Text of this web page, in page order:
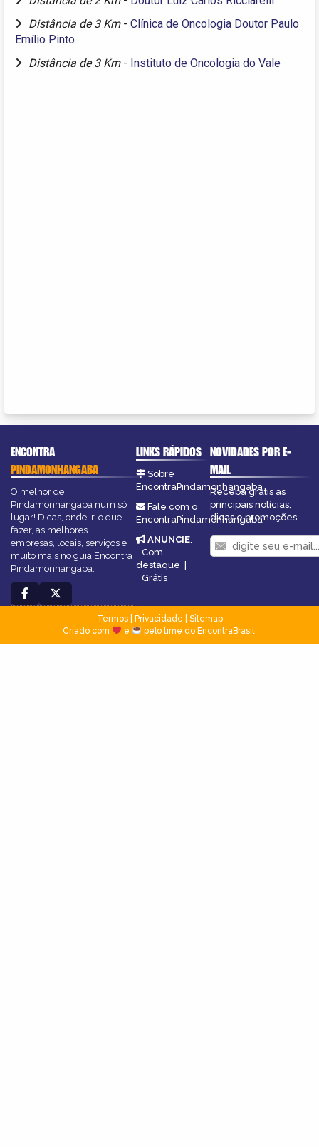
Distância de 3 Km - Clínica de Oncologia Doutor Paulo
Emílio Pinto
Distância de 3 Km - Instituto de Oncologia do Vale
ENCONTRA
PINDAMONHANGABA
O melhor de
Pindamonhangaba num só
lugar! Dicas, onde ir, o que
fazer, as melhores
empresas, locais, serviços e
muito mais no guia Encontra
Pindamonhangaba.
LINKS RÁPIDOS
Sobre
EncontraPindamonhangaba
Fale com o
EncontraPindamonhangaba
ANUNCIE:
Com
destaque |
Grátis
NOVIDADES POR E-
MAIL
Receba grátis as
principais notícias,
dicas e promoções
Termos| Privacidade
Sitemap
Criado com
e pelo time do EncontraBrasil